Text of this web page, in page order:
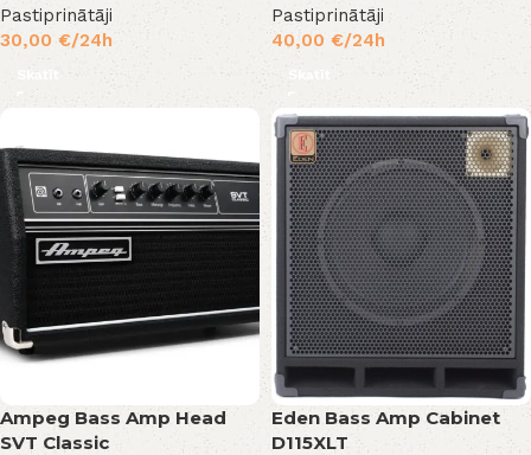
Pastiprinātāji
30,00 €/24h
Skatīt
Pastiprinātāji
40,00 €/24h
Skatīt
Ampeg Bass Amp Head
SVT Classic
Eden Bass Amp Cabinet
D115XLT